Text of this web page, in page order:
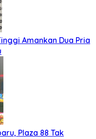
Amankan Dua Pria
Plaza 88 Tak